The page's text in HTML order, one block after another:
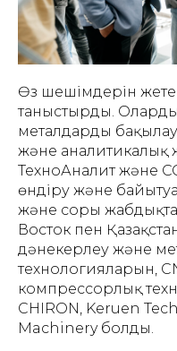
Өз шешімдерін
таныстырды.
металдарды
және аналитикалық
ТехноАналит және
өндіру және
және сорғы
Восток пен
дәнекерлеу және
технологияларын,
компрессорлық
CHIRON, Keruen
Machinery болды.